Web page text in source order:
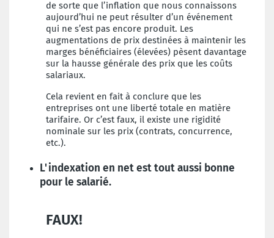
de sorte que l’inflation que nous connaissons
aujourd’hui ne peut résulter d’un événement
qui ne s’est pas encore produit. Les
augmentations de prix destinées à maintenir les
marges bénéficiaires (élevées) pèsent davantage
sur la hausse générale des prix que les coûts
salariaux.
Cela revient en fait à conclure que les
entreprises ont une liberté totale en matière
tarifaire. Or c’est faux, il existe une rigidité
nominale sur les prix (contrats, concurrence,
etc.).
L'indexation en net est tout aussi bonne
pour le salarié.
FAUX!